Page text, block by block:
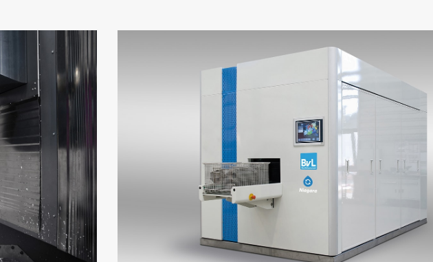
OCEAN - Pračky s otáčením kolem vertikální osy
NIAGARA - Košové pračky
YUKON - Průběžné pračky
PACIFIC - Pračky pro velkorozměrné díly
GEYSER - Vysokotlaké systémy
Čisticí systémy
ROBUR ROUNDJET ROTOR
Filtrační a recyklační zařízení
Odpařovací zařízení
Zařízení pro čištění strojů a filtraci kapalin
Pásové odlučovače oleje
Filtre Iprotect